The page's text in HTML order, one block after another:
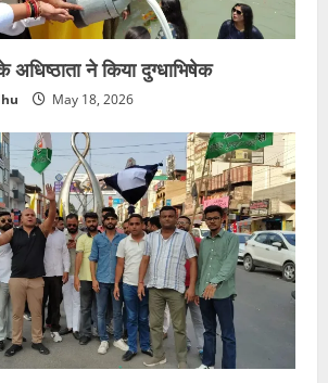
अधिष्ठाता ने किया दुग्धाभिषेक
May 18, 2026